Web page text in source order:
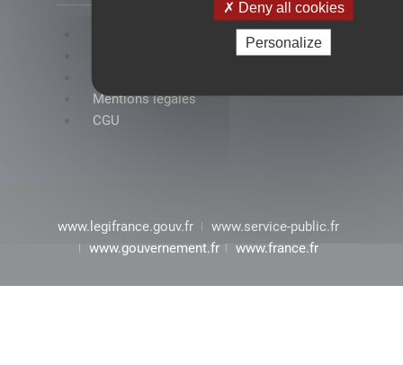
Deny all cookies
Personalize
Mentions légales
CGU
www.legifrance.gouv.fr
www.service-public.fr
www.gouvernement.fr
www.france.fr